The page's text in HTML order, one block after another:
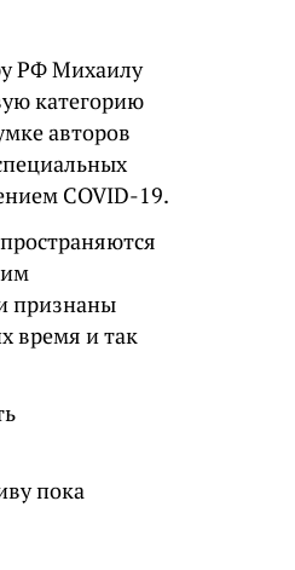
РФ Михаилу
категорию
авторов
COVID-19.
признаны
время и так
пока